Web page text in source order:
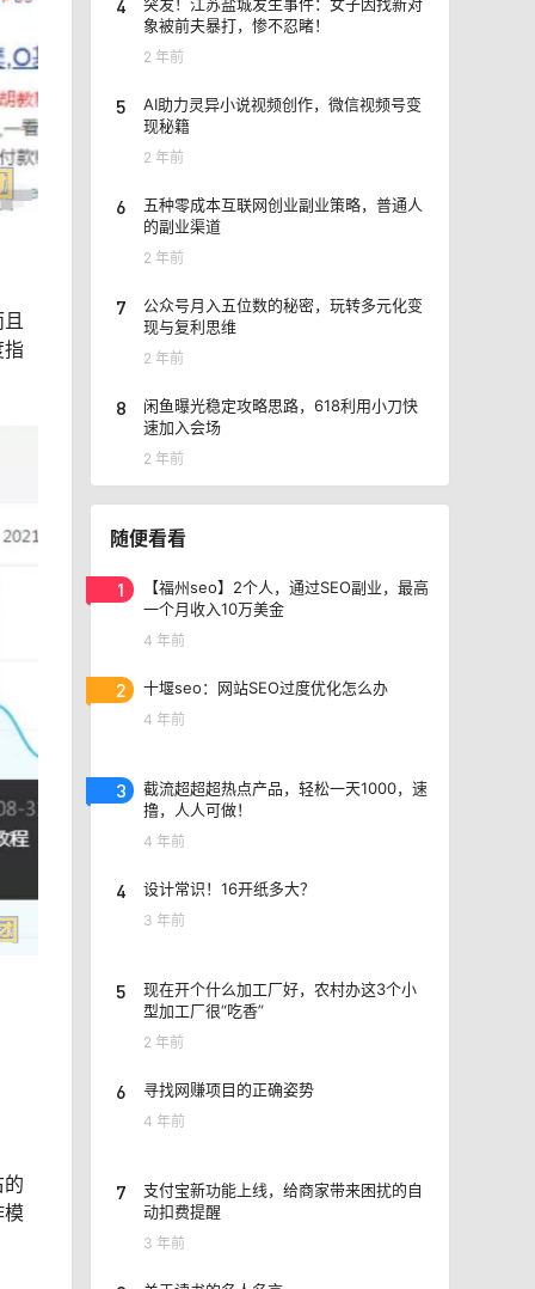
指
模
4
象被前夫暴打，惨不忍睹！
2 年前
5
AI助力灵异小说视频创作，微信视频号变
现秘籍
2 年前
6
五种零成本互联网创业副业策略，普通人
的副业渠道
2 年前
7
公众号月入五位数的秘密，玩转多元化变
现与复利思维
2 年前
8
闲鱼曝光稳定攻略思路，618利用小刀快
速加入会场
2 年前
随便看看
1
【福州seo】2个人，通过SEO副业，最高
一个月收入10万美金
4 年前
2 十堰seo：网站SEO过度优化怎么办
4 年前
3
截流超超超热点产品，轻松一天1000，速
撸，人人可做！
4 年前
4 设计常识！16开纸多大？
3 年前
5
现在开个什么加工厂好，农村办这3个小
型加工厂很“吃香”
2 年前
6 寻找网赚项目的正确姿势
4 年前
7
支付宝新功能上线，给商家带来困扰的自
动扣费提醒
3 年前